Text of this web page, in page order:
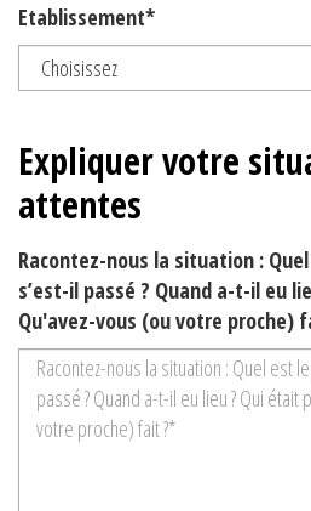
Etablissement*
Expliquer votre
attentes
Racontez-nous la situation :
s’est-il passé ? Quand a-t-il eu
Qu'avez-vous (ou votre proche)